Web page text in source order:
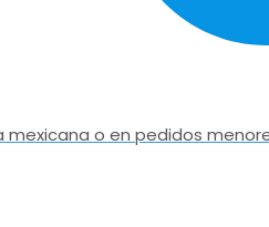
o en pedidos